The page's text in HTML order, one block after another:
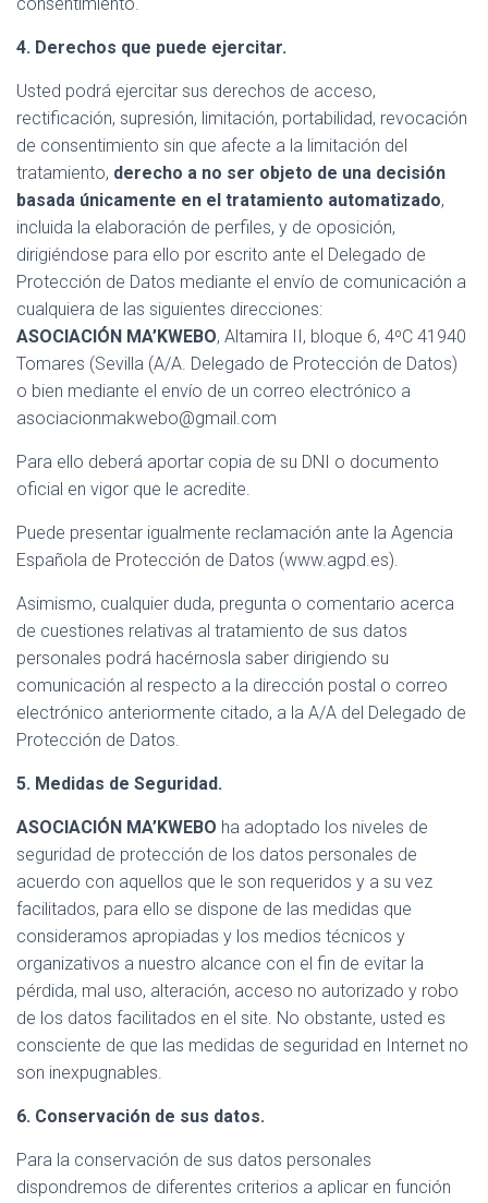
4. Derechos que puede ejercitar.
Usted podrá ejercitar sus derechos de acceso,
rectificación, supresión, limitación, portabilidad, revocación
de consentimiento sin que afecte a la limitación del
tratamiento, derecho a no ser objeto de una decisión
basada únicamente en el tratamiento automatizado,
incluida la elaboración de perfiles, y de oposición,
dirigiéndose para ello por escrito ante el Delegado de
Protección de Datos mediante el envío de comunicación a
cualquiera de las siguientes direcciones:
ASOCIACIÓN MA’KWEBO, Altamira II, bloque 6, 4ºC 41940
Tomares (Sevilla (A/A. Delegado de Protección de Datos)
o bien mediante el envío de un correo electrónico a
asociacionmakwebo@gmail.com
Para ello deberá aportar copia de su DNI o documento
oficial en vigor que le acredite.
Puede presentar igualmente reclamación ante la Agencia
Española de Protección de Datos (www.agpd.es).
Asimismo, cualquier duda, pregunta o comentario acerca
de cuestiones relativas al tratamiento de sus datos
personales podrá hacérnosla saber dirigiendo su
comunicación al respecto a la dirección postal o correo
electrónico anteriormente citado, a la A/A del Delegado de
Protección de Datos.
5. Medidas de Seguridad.
ASOCIACIÓN MA’KWEBO ha adoptado los niveles de
seguridad de protección de los datos personales de
acuerdo con aquellos que le son requeridos y a su vez
facilitados, para ello se dispone de las medidas que
consideramos apropiadas y los medios técnicos y
organizativos a nuestro alcance con el fin de evitar la
pérdida, mal uso, alteración, acceso no autorizado y robo
de los datos facilitados en el site. No obstante, usted es
consciente de que las medidas de seguridad en Internet no
son inexpugnables.
6. Conservación de sus datos.
Para la conservación de sus datos personales
dispondremos de diferentes criterios a aplicar en función